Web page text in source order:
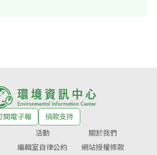
閱電子報
捐款支持
活動
關於我們
編輯室自律公約
網站授權條款